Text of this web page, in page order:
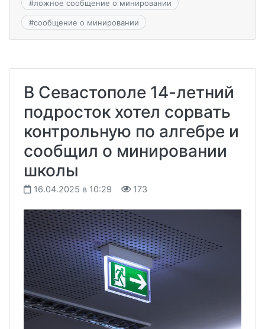
#ложное сообщение о минировании
#сообщение о минировании
В Севастополе 14-летний
подросток хотел сорвать
контрольную по алгебре и
сообщил о минировании
школы
16.04.2025 в 10:29 173